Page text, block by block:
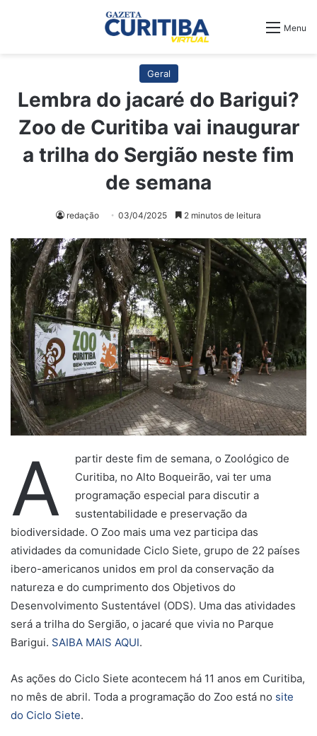
Menu
Geral
Lembra do jacaré do Barigui?
Zoo de Curitiba vai inaugurar
a trilha do Sergião neste fim
de semana
redação 03/04/2025 2 minutos de leitura
A
partir deste fim de semana, o Zoológico de
Curitiba, no Alto Boqueirão, vai ter uma
programação especial para discutir a
sustentabilidade e preservação da
biodiversidade. O Zoo mais uma vez participa das
atividades da comunidade Ciclo Siete, grupo de 22 países
ibero-americanos unidos em prol da conservação da
natureza e do cumprimento dos Objetivos do
Desenvolvimento Sustentável (ODS). Uma das atividades
será a trilha do Sergião, o jacaré que vivia no Parque
Barigui. SAIBA MAIS AQUI.
As ações do Ciclo Siete acontecem há 11 anos em Curitiba,
no mês de abril. Toda a programação do Zoo está no site
do Ciclo Siete.